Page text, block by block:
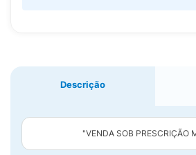
Descrição
"VENDA SOB PRESCRIÇÃO